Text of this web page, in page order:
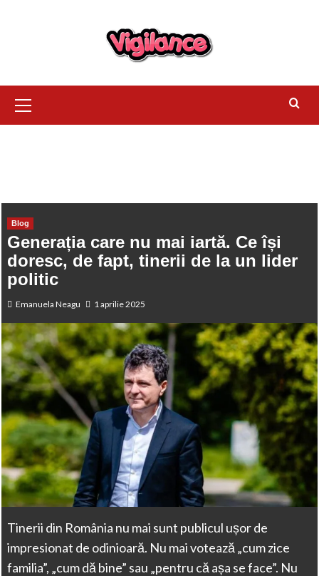
Blog
Generația care nu mai iartă. Ce își
doresc, de fapt, tinerii de la un lider
politic
Emanuela Neagu 1 aprilie 2025
Tinerii din România nu mai sunt publicul ușor de
impresionat de odinioară. Nu mai votează „cum zice
familia”, „cum dă bine” sau „pentru că așa se face”. Nu